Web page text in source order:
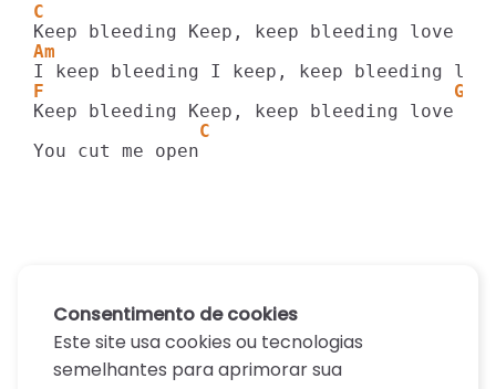
C
Am
F                                     G
               C
You cut me open
Consentimento de cookies
Este site usa cookies ou tecnologias
semelhantes para aprimorar sua